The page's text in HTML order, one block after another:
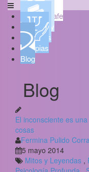
Psicoaljarafe
Quién soy
Servicios
Terapias
Blog
Blog
El inconsciente es
cosas
Fermina Pulido
5 mayo 2014
Mitos y Leyendas ,